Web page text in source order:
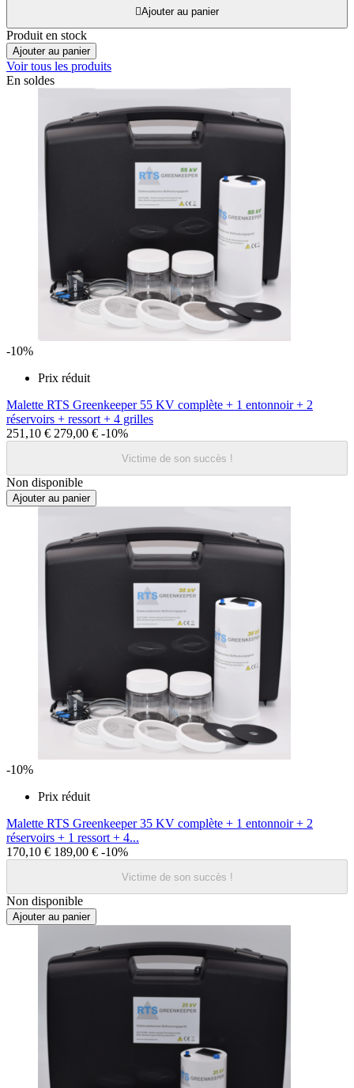
Ajouter au panier
Produit en stock
Ajouter au panier
Voir tous les produits
En soldes
-10%
Prix réduit
Malette RTS Greenkeeper 55 KV complète + 1 entonnoir + 2
réservoirs + ressort + 4 grilles
251,10 € 279,00 € -10%
Victime de son succès !
Non disponible
Ajouter au panier
-10%
Prix réduit
Malette RTS Greenkeeper 35 KV complète + 1 entonnoir + 2
réservoirs + 1 ressort + 4...
170,10 € 189,00 € -10%
Victime de son succès !
Non disponible
Ajouter au panier